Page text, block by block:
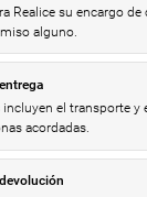
Realice su encargo
alguno.
incluyen el transporte y
acordadas.